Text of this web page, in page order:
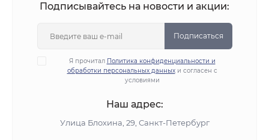
Подписывайтесь на новости и акции:
Подписаться
Я прочитал Политика конфиденциальности и
обработки персональных данныхи согласен с
условиями
Наш адрес:
Улица Блохина, 29, Санкт-Петербург